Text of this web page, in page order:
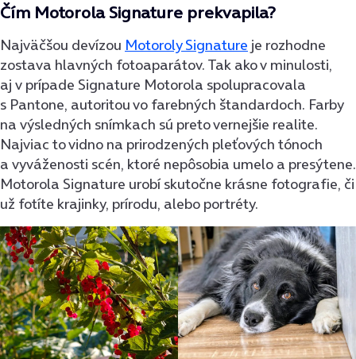
Čím Motorola Signature prekvapila?
Najväčšou devízou Motoroly Signature je rozhodne
zostava hlavných fotoaparátov. Tak ako v minulosti,
aj v prípade Signature Motorola spolupracovala
s Pantone, autoritou vo farebných štandardoch. Farby
na výsledných snímkach sú preto vernejšie realite.
Najviac to vidno na prirodzených pleťových tónoch
a vyváženosti scén, ktoré nepôsobia umelo a presýtene.
Motorola Signature urobí skutočne krásne fotografie, či
už fotíte krajinky, prírodu, alebo portréty.